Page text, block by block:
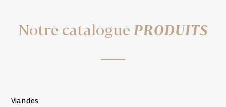
Notre catalogue PRODUITS
Viandes